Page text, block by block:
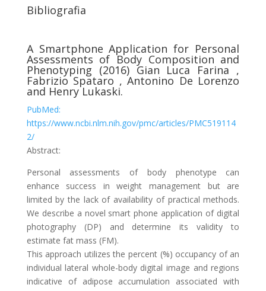
Bibliografia
A Smartphone Application for Personal
Assessments of Body Composition and
Phenotyping (2016) Gian Luca Farina ,
Fabrizio Spataro , Antonino De Lorenzo
and Henry Lukaski.
PubMed:
https://www.ncbi.nlm.nih.gov/pmc/articles/PMC519114
2/
Abstract:
Personal assessments of body phenotype can
enhance success in weight management but are
limited by the lack of availability of practical methods.
We describe a novel smart phone application of digital
photography (DP) and determine its validity to
estimate fat mass (FM).
This approach utilizes the percent (%) occupancy of an
individual lateral whole-body digital image and regions
indicative of adipose accumulation associated with